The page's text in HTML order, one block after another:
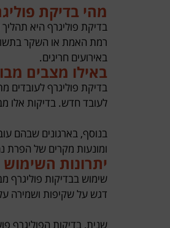
מהי בדיקת
בדיקת פוליגרף היא
רמת האמת או השקר
באירועים חריגים.
באילו מצבים
בדיקת פוליגרף לעובדים
לעובד חדש. בדיקות אלו
בנוסף, בארגונים שבהם
ומונעות מקרים של הפרת
יתרונות
שימוש בבדיקות פוליגרף
דגש על שקיפות ושמירה
שנית, בדיקות הפוליגרף